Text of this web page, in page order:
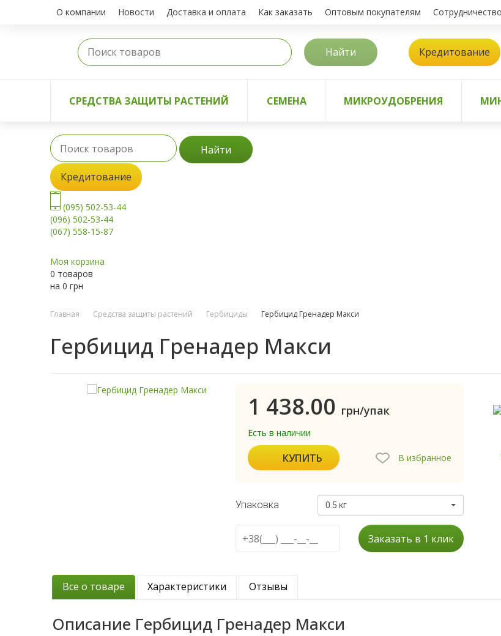
О компании Новости Доставка и оплата Как заказать Оптовым покупателям Сотрудничество
Найти Кредитование
СРЕДСТВА ЗАЩИТЫ РАСТЕНИЙ СЕМЕНА МИКРОУДОБРЕНИЯ
Найти
Кредитование
(095) 502-53-44
(096) 502-53-44
(067) 558-15-87
Моя корзина
0 товаров
на 0 грн
Главная Средства защиты растений Гербициды Гербицид Гренадер Макси
Гербицид Гренадер Макси
1 438.00 грн/упак
Есть в наличии
КУПИТЬ В избранное
Упаковка 0.5 кг
Заказать в 1 клик
Все о товаре Характеристики Отзывы
Описание Гербицид Гренадер Макси